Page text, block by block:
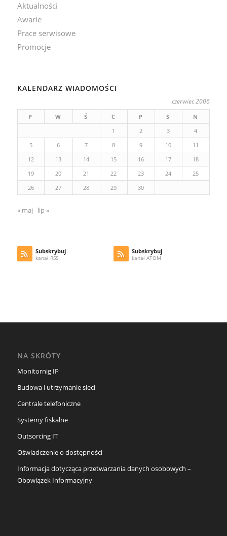
Aktualności
Awarie
Prace serwisowe
Promocje
KALENDARZ WIADOMOŚCI
czerwiec 2006
P W Ś C P S
N
1
2 3
4
5
6 7 8 9 10
11
12
13 14 15 16 17
18
19
20 21 22 23 24
25
26
27 28 29 30
« maj lip »
Subskrybuj
kanał RSS
Subskrybuj
kanał ATOM
NA SKRÓTY
Monitornig IP
Budowa i utrzymanie sieci
Centrale telefoniczne
Systemy fiskalne
Outsorcing IT
Oświadczenie o dostępności
Informacja dotycząca przetwarzania danych osobowych –
Obowiązek Informacyjny